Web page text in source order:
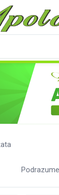
i lozinku za